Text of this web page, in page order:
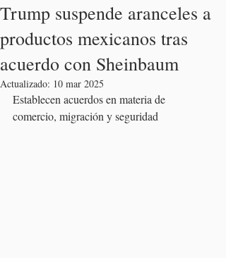
Trump suspende aranceles a
productos mexicanos tras
acuerdo con Sheinbaum
Actualizado: 10 mar 2025
Establecen acuerdos en materia de
comercio, migración y seguridad